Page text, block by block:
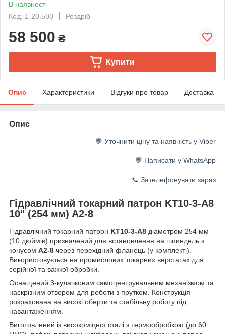
В наявності
Код: 1-20.580
Роздріб
58 500 ₴
Купити
Опис Характеристики Відгуки про товар Доставка
Опис
💬 Уточнити ціну та наявність у Viber
💬 Написати у WhatsApp
📞 Зателефонувати зараз
Гідравлічний токарний патрон KT10-3-A8
10" (254 мм) A2-8
Гідравлічний токарний патрон KT10-3-A8 діаметром 254 мм
(10 дюймів) призначений для встановлення на шпиндель з
конусом A2-8 через перехідний фланець (у комплекті).
Використовується на промислових токарних верстатах для
серійної та важкої обробки.
Оснащений 3-кулачковим самоцентрувальним механізмом та
наскрізним отвором для роботи з прутком. Конструкція
розрахована на високі оберти та стабільну роботу під
навантаженням.
Виготовлений із високоміцної сталі з термообробкою (до 60